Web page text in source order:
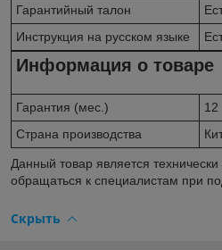
Гарантийный талон
Инструкция на русском языке
Информация о товаре
Гарантия (мес.)
12
Страна производства
Данный товар является
обращаться к специалистам при
Скрыть